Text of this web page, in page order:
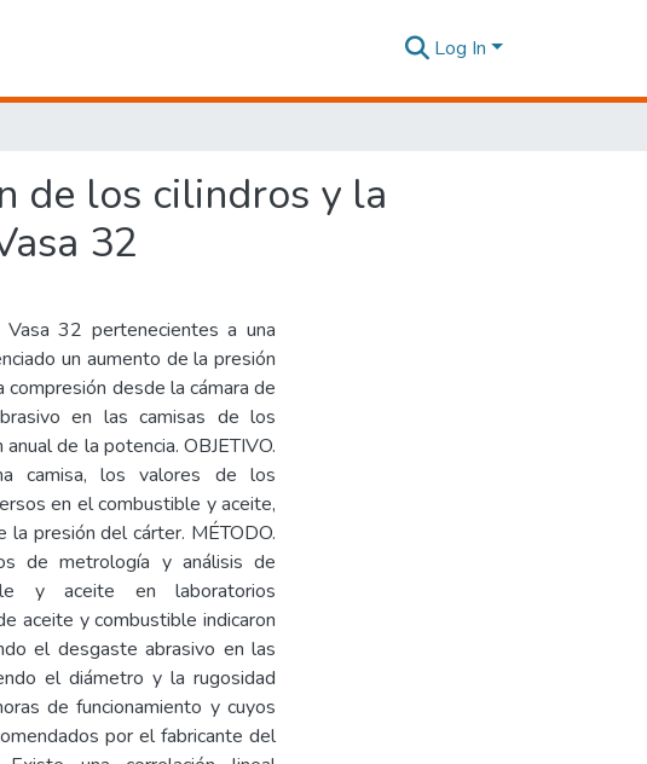
Log In
de los cilindros y la
32
32 pertenecientes a una
un aumento de la presión
desde la cámara de
en las camisas de los
de la potencia. OBJETIVO.
camisa, los valores de los
en el combustible y aceite,
la presión del cárter. MÉTODO.
de metrología y análisis de
y aceite en laboratorios
aceite y combustible indicaron
el desgaste abrasivo en las
el diámetro y la rugosidad
de funcionamiento y cuyos
por el fabricante del